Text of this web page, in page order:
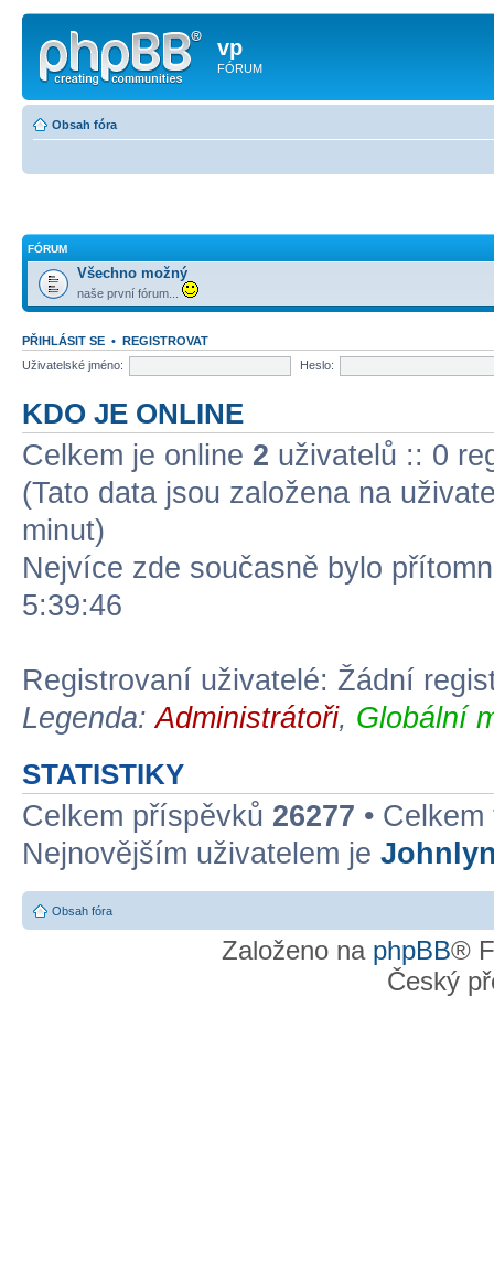
vp
FÓRUM
Obsah fóra
FÓRUM
Všechno možný
naše první fórum...
PŘIHLÁSIT SE • REGISTROVAT
Uživatelské jméno:
Heslo:
KDO JE ONLINE
Celkem je online 2 uživatelů :: 0
(Tato data jsou založena na
minut)
Nejvíce zde současně bylo
5:39:46
Registrovaní uživatelé: Žádní
Legenda:Administrátoři, Globální
STATISTIKY
Celkem příspěvků 26277 •
Nejnovějším uživatelem je
Obsah fóra
Založeno na phpBB®
Český